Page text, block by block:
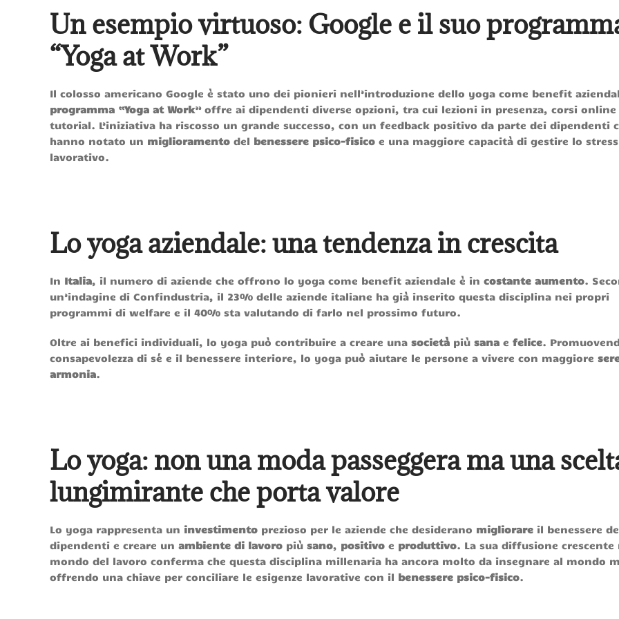
Un esempio virtuoso: Google e il suo
“Yoga at Work”
Il colosso americano Google è stato uno dei pionieri nell’introduzione dello yoga come benefit
programma “Yoga at Work” offre ai dipendenti diverse opzioni, tra cui lezioni in presenza, corsi online
tutorial. L’iniziativa ha riscosso un grande successo, con un feedback positivo da parte dei dipendenti
hanno notato un miglioramento del benessere psico-fisico e una maggiore capacità di gestire lo stress
lavorativo.
Lo yoga aziendale: una tendenza in crescita
In Italia, il numero di aziende che offrono lo yoga come benefit aziendale è in costante aumento.
un’indagine di Confindustria, il 23% delle aziende italiane ha già inserito questa disciplina nei propri
programmi di welfare e il 40% sta valutando di farlo nel prossimo futuro.
Oltre ai benefici individuali, lo yoga può contribuire a creare una società più sana e felice.
consapevolezza di sé e il benessere interiore, lo yoga può aiutare le persone a vivere con maggiore
armonia.
Lo yoga: non una moda passeggera ma una
lungimirante che porta valore
Lo yoga rappresenta un investimento prezioso per le aziende che desiderano migliorare il benessere
dipendenti e creare un ambiente di lavoro più sano, positivo e produttivo. La sua diffusione crescente
mondo del lavoro conferma che questa disciplina millenaria ha ancora molto da insegnare al mondo
offrendo una chiave per conciliare le esigenze lavorative con il benessere psico-fisico.